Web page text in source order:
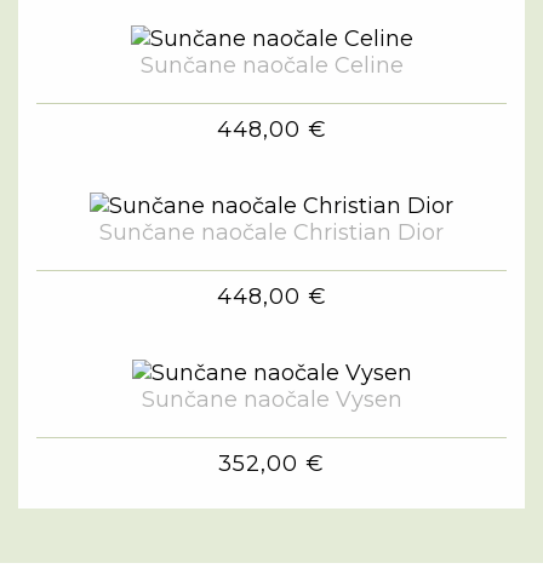
Sunčane naočale Celine
448,00 €
Sunčane naočale Christian Dior
448,00 €
Sunčane naočale Vysen
352,00 €